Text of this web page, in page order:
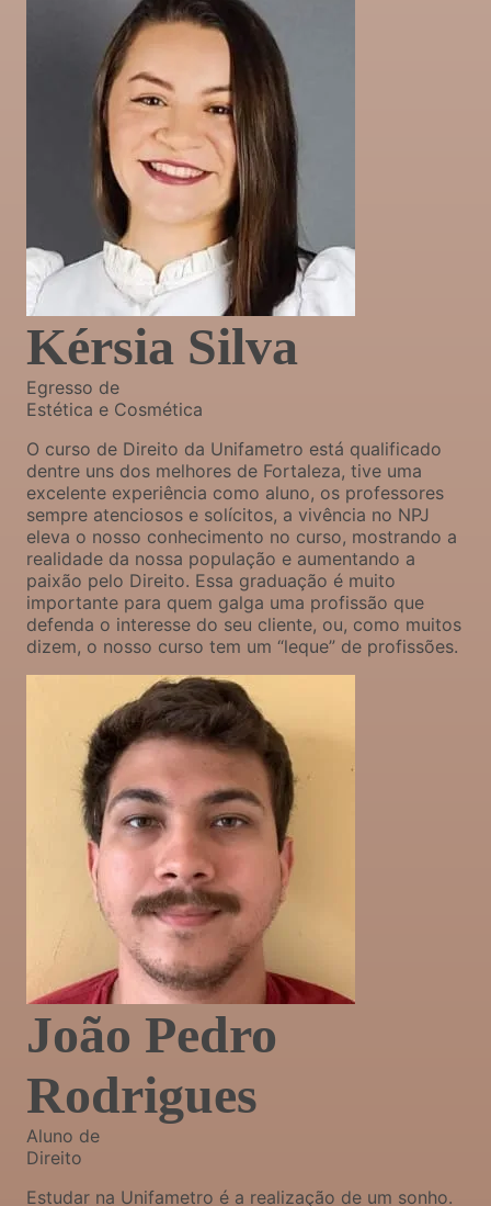
Kérsia Silva
Egresso de
Estética e Cosmética
O curso de Direito da Unifametro está qualificado
dentre uns dos melhores de Fortaleza, tive uma
excelente experiência como aluno, os professores
sempre atenciosos e solícitos, a vivência no NPJ
eleva o nosso conhecimento no curso, mostrando a
realidade da nossa população e aumentando a
paixão pelo Direito. Essa graduação é muito
importante para quem galga uma profissão que
defenda o interesse do seu cliente, ou, como muitos
dizem, o nosso curso tem um “leque” de profissões.
João Pedro
Rodrigues
Aluno de
Direito
Estudar na Unifametro é a realização de um sonho.